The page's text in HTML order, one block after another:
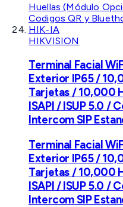
HIKVISION
Terminal Facial
Exterior IP65 /
Tarjetas / 10,000
ISAPI / ISUP 5.0 /
Intercom SIP
Terminal Facial
Exterior IP65 /
Tarjetas / 10,000
ISAPI / ISUP 5.0 /
Intercom SIP